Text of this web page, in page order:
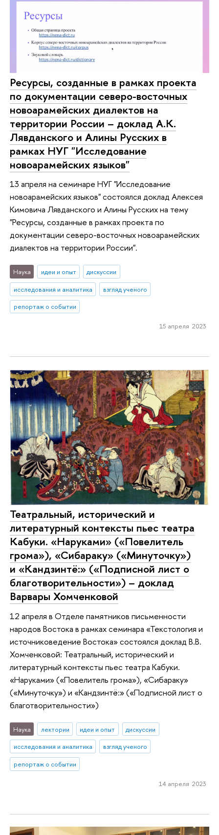
Ресурсы, созданные в рамках проекта
по документации северо-восточных
новоарамейских диалектов на
территории России – доклад А.К.
Лявданского и Алины Русских в
рамках НУГ "Исследование
новоарамейских языков"
13 апреля на семинаре НУГ "Исследование
новоарамейских языков" состоялся доклад Алексея
Кимовича Лявданского и Алины Русских на тему
"Ресурсы, созданные в рамках проекта по
документации северо-восточных новоарамейских
диалектов на территории России".
Наука идеи и опыт
дискуссии
исследования и аналитика
взгляд ученого
репортаж о событии
15 апреля 2023
Театральный, исторический и
литературный контексты пьес театра
Кабуки. «Наруками» («Повелитель
грома»), «Сибараку» («Минуточку»)
и «Кандзинтё:» («Подписной лист о
благотворительности») – доклад
Варвары Хомченковой
12 апреля в Отделе памятников письменности
народов Востока в рамках семинара «Текстология и
источниковедение Востока» состоялся доклад В.В.
Хомченковой: Театральный, исторический и
литературный контексты пьес театра Кабуки.
«Наруками» («Повелитель грома»), «Сибараку»
(«Минуточку») и «Кандзинтё:» («Подписной лист о
благотворительности»)
Наука лектории идеи и опыт
дискуссии
исследования и аналитика
взгляд ученого
репортаж о событии
14 апреля 2023